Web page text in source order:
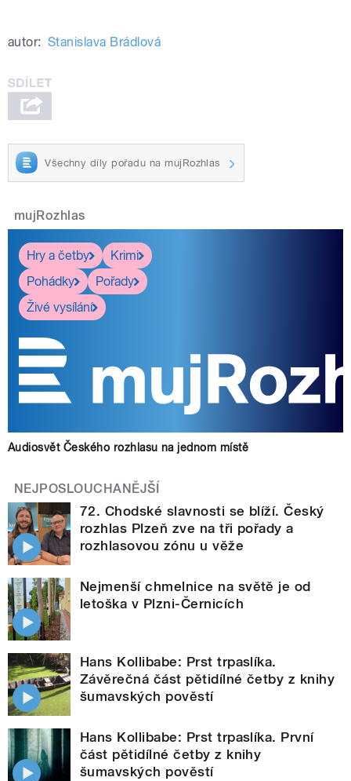
autor: Stanislava Brádlová
Všechny díly pořadu na mujRozhlas
mujRozhlas
Hry a četby
Krimi
Pohádky
Pořady
Živé vysílání
Audiosvět Českého rozhlasu na jednom místě
NEJPOSLOUCHANĚJŠÍ
72. Chodské slavnosti se blíží. Český
rozhlas Plzeň zve na tři pořady a
rozhlasovou zónu u věže
Nejmenší chmelnice na světě je od
letoška v Plzni-Černicích
Hans Kollibabe: Prst trpaslíka.
Závěrečná část pětidílné četby z knihy
šumavských pověstí
Hans Kollibabe: Prst trpaslíka. První
část pětidílné četby z knihy
šumavských pověstí